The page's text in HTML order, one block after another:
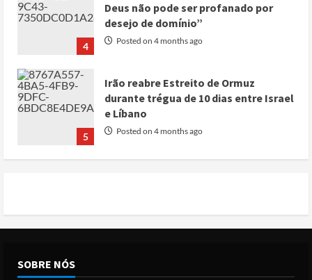
4
Deus não pode ser profanado por
desejo de domínio”
Posted on 4 months ago
5
Irão reabre Estreito de Ormuz
durante trégua de 10 dias entre Israel
e Líbano
Posted on 4 months ago
1
Posted on 3 months ago
SOBRE NÓS